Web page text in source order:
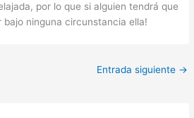
por lo que si alguien tendrá que
bajo ninguna circunstancia ella!
Entrada siguiente →